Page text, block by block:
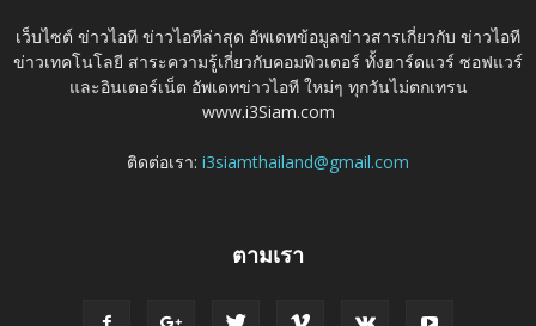
เว็บไซต์ ข่าวไอที ข่าวไอทีล่าสุด อัพเดทข้อมูลข่าวสารเกี่ยวกับ ข่าวไอที
ข่าวเทคโนโลยี สาระความรู้เกี่ยวกับคอมพิวเตอร์ ทั้งฮาร์ดแวร์ ซอฟแวร์
และอินเตอร์เน็ต อัพเดทข่าวไอที ใหม่ๆ ทุกวันไม่ตกเทรน
www.i3Siam.com
ติดต่อเรา: i3siamthailand@gmail.com
ตามเรา